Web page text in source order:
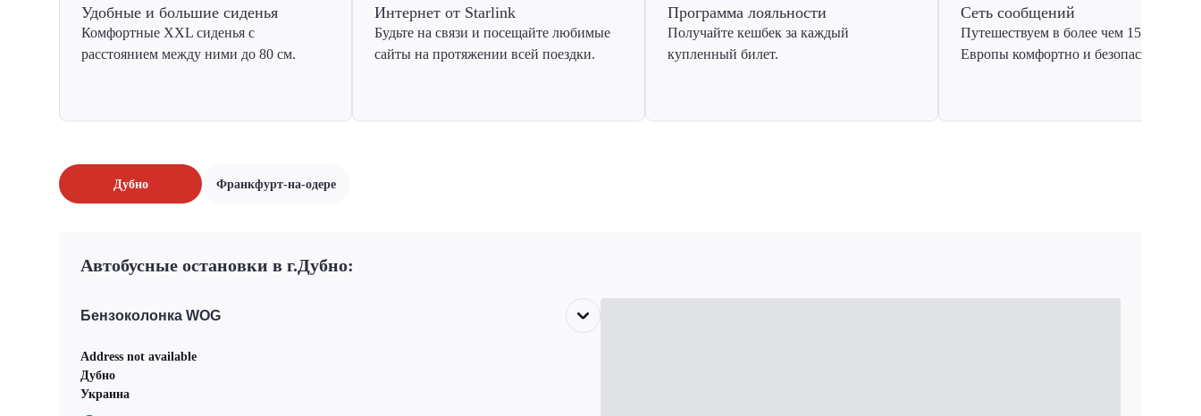
Удобные и большие сиденья
Комфортные XXL сиденья с
расстоянием между ними до 80 см.
Интернет от Starlink
Будьте на связи и посещайте любимые
сайты на протяжении всей поездки.
Программа лояльности
Получайте кешбек за каждый
купленный билет.
Сеть сообщений
Путешествуем в более чем 15 стран
Европы комфортно и безопасно.
Дубно Франкфурт-на-одере
Автобусные остановки в г.Дубно:
Бензоколонка WOG
Address not available
Дубно
Украина